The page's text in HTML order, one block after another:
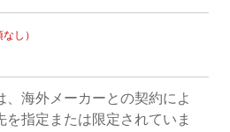
し）
、海外メーカーとの契約によ
を指定または限定されていま